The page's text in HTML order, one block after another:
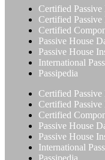
Certified
Certified Passive
Certified
Passive House
Passive House
International
Passipedia
Certified
Certified Passive
Certified
Passive House
Passive House
International
Passipedia